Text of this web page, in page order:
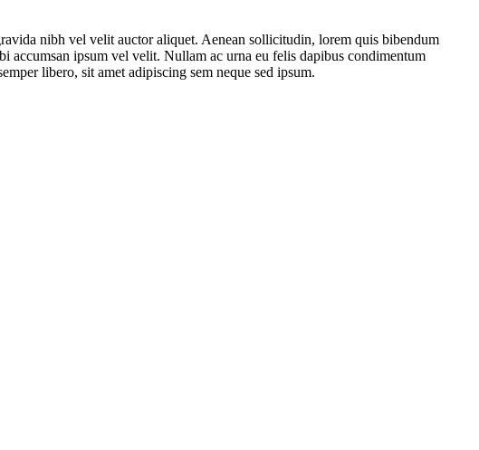
nibh vel velit auctor aliquet. Aenean sollicitudin, lorem quis bibendum
accumsan ipsum vel velit. Nullam ac urna eu felis dapibus condimentum
libero, sit amet adipiscing sem neque sed ipsum.